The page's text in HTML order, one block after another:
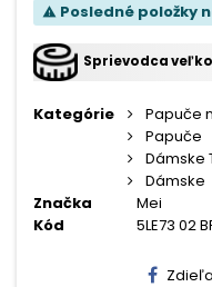
warning Posledné položky
Sprievodca
Kategórie
Papuče
Papuče
Dámske
Dámske
Značka
Mei
Kód
5LE73 02